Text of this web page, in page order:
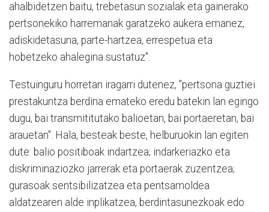
ahalbidetzen baitu, trebetasun sozialak eta gainerako
pertsonekiko harremanak garatzeko aukera emanez,
adiskidetasuna, parte-hartzea, errespetua eta
hobetzeko ahalegina sustatuz".
Testuinguru horretan iragarri dutenez, "pertsona guztiei
prestakuntza berdina emateko eredu batekin lan egingo
dugu, bai transmititutako balioetan, bai portaeretan, bai
arauetan". Hala, besteak beste, helburuokin lan egiten
dute: balio positiboak indartzea; indarkeriazko eta
diskriminaziozko jarrerak eta portaerak zuzentzea;
gurasoak sentsibilizatzea eta pentsamoldea
aldatzearen alde inplikatzea, berdintasunezkoak edo